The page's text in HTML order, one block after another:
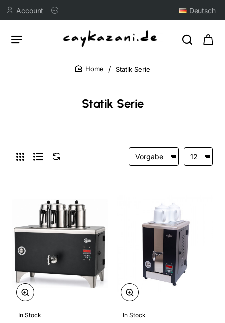
Account Deutsch
Statik Serie
Statik Serie
In Stock In Stock